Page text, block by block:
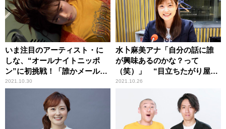
いま注目のアーティスト・に
しな、“オールナイトニッポ
ン”に初挑戦！「誰かメールを
ください、、！！！！」
2021.10.30
水卜麻美アナ「自分の話に誰
が興味あるのかな？って
（笑）」 “目立ちたがり屋な
自分”との二面性をラジオ生放
2021.10.26